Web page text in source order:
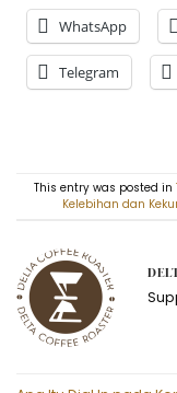
WhatsApp
Telegram
This entry was posted in
Kelebihan dan